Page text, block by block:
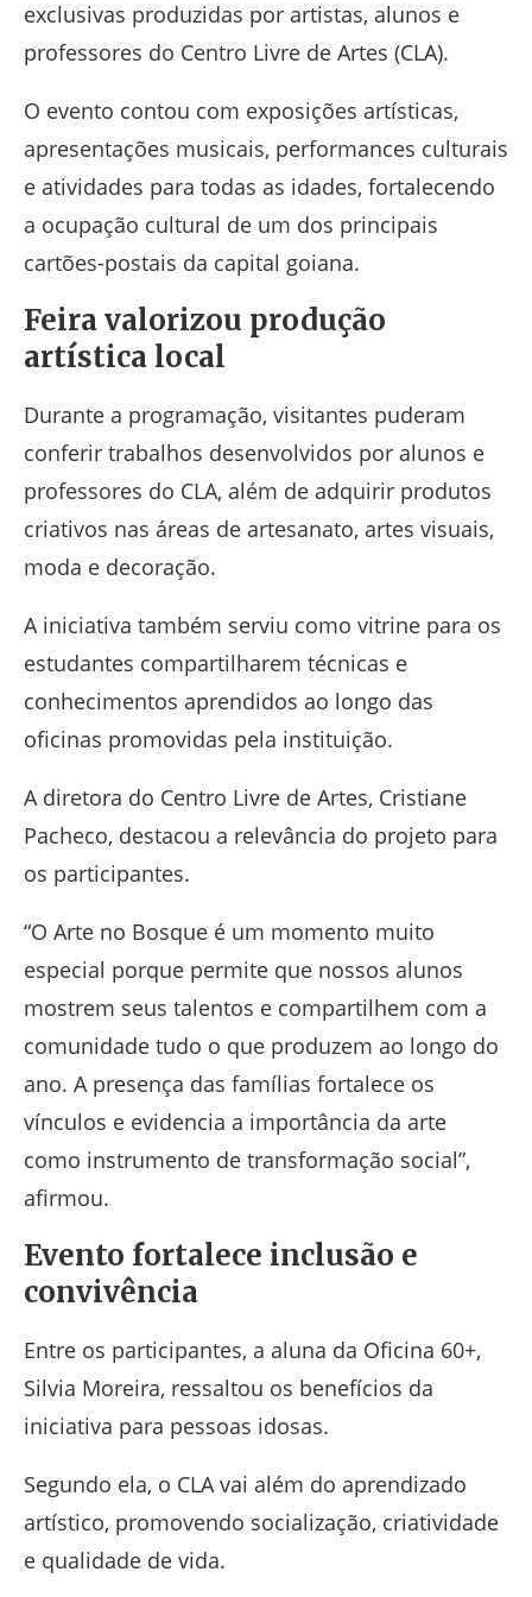
exclusivas produzidas por artistas, alunos e
professores do Centro Livre de Artes (CLA).
O evento contou com exposições artísticas,
apresentações musicais, performances culturais
e atividades para todas as idades, fortalecendo
a ocupação cultural de um dos principais
cartões-postais da capital goiana.
Feira valorizou produção
artística local
Durante a programação, visitantes puderam
conferir trabalhos desenvolvidos por alunos e
professores do CLA, além de adquirir produtos
criativos nas áreas de artesanato, artes visuais,
moda e decoração.
A iniciativa também serviu como vitrine para os
estudantes compartilharem técnicas e
conhecimentos aprendidos ao longo das
oficinas promovidas pela instituição.
A diretora do Centro Livre de Artes, Cristiane
Pacheco, destacou a relevância do projeto para
os participantes.
“O Arte no Bosque é um momento muito
especial porque permite que nossos alunos
mostrem seus talentos e compartilhem com a
comunidade tudo o que produzem ao longo do
ano. A presença das famílias fortalece os
vínculos e evidencia a importância da arte
como instrumento de transformação social”,
afirmou.
Evento fortalece inclusão e
convivência
Entre os participantes, a aluna da Oficina 60+,
Silvia Moreira, ressaltou os benefícios da
iniciativa para pessoas idosas.
Segundo ela, o CLA vai além do aprendizado
artístico, promovendo socialização, criatividade
e qualidade de vida.